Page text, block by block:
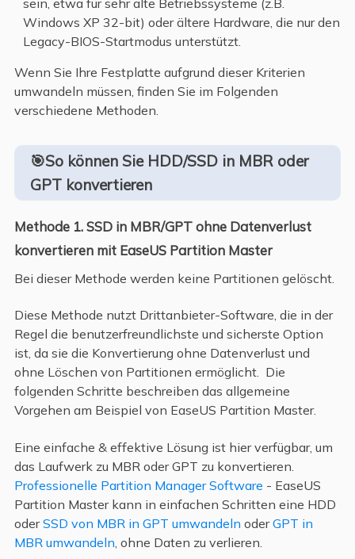
Windows XP 32-bit) oder ältere Hardware, die nur den
Legacy-BIOS-Startmodus unterstützt.
Wenn Sie Ihre Festplatte aufgrund dieser Kriterien
umwandeln müssen, finden Sie im Folgenden
verschiedene Methoden.
🎯So können Sie HDD/SSD in MBR oder
GPT konvertieren
Methode 1. SSD in MBR/GPT ohne Datenverlust
konvertieren mit EaseUS Partition Master
Bei dieser Methode werden keine Partitionen gelöscht.
Diese Methode nutzt Drittanbieter-Software, die in der
Regel die benutzerfreundlichste und sicherste Option
ist, da sie die Konvertierung ohne Datenverlust und
ohne Löschen von Partitionen ermöglicht. Die
folgenden Schritte beschreiben das allgemeine
Vorgehen am Beispiel von EaseUS Partition Master.
Eine einfache & effektive Lösung ist hier verfügbar, um
das Laufwerk zu MBR oder GPT zu konvertieren.
Professionelle Partition Manager Software - EaseUS
Partition Master kann in einfachen Schritten eine HDD
oderSSD von MBR in GPT umwandeln oderGPT in
MBR umwandeln , ohne Daten zu verlieren.